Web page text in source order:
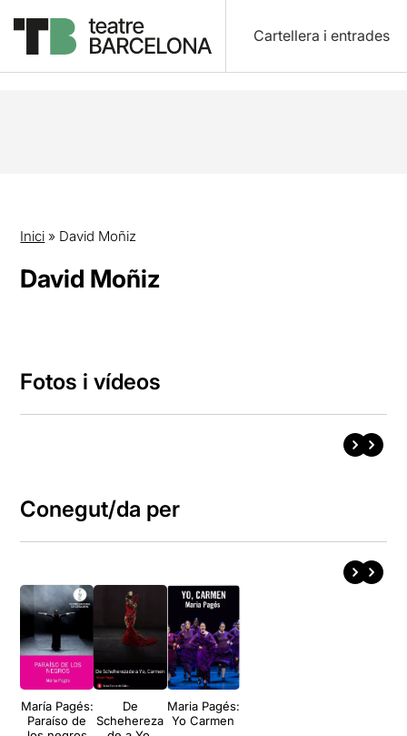
Cartellera i entrades
Inici » David Moñiz
David Moñiz
Fotos i vídeos
Conegut/da per
María Pagés:
Paraíso de
De
Schehereza
Maria Pagés:
Yo Carmen